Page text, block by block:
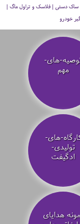
دستی | فلاسک و تراول ماگ |
خودرو
های-
مهم
های-
تولیدی-
ادگیفت
هدایای